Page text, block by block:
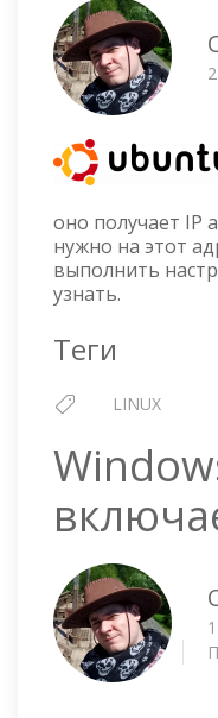
оно получает IP
нужно на этот
выполнить
узнать.
Теги
LINUX